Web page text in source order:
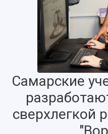
Самарские
сверхлегкой